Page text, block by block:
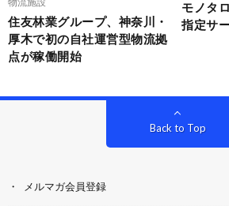
住友林業グループ、神奈川・
厚木で初の自社運営型物流拠
点が稼働開始
モノタ
指定サ
Back to Top
メルマガ会員登録